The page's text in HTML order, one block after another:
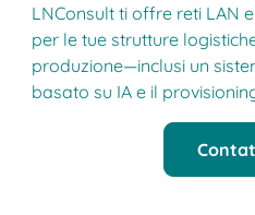
LNConsult ti offre reti LAN
per le tue strutture
produzione—inclusi un
basato su IA e il